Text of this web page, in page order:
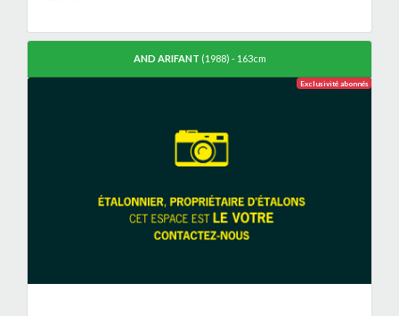
AND ARIFANT (1988) - 163cm
Exclusivité abonnés